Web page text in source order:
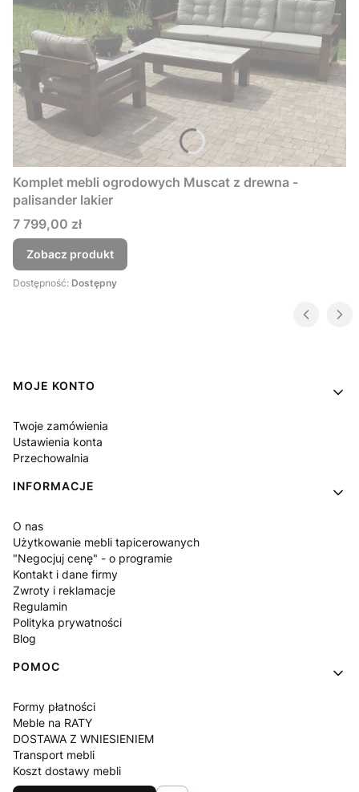
Komplet mebli ogrodowych Muscat z drewna -
palisander lakier
Cena
7 799,00 zł
Zobacz produkt
Dostępność: Dostępny
Linki w stopce
MOJE KONTO
Twoje zamówienia
Ustawienia konta
Przechowalnia
INFORMACJE
O nas
Użytkowanie mebli tapicerowanych
"Negocjuj cenę" - o programie
Kontakt i dane firmy
Zwroty i reklamacje
Regulamin
Polityka prywatności
Blog
POMOC
Formy płatności
Meble na RATY
DOSTAWA Z WNIESIENIEM
Transport mebli
Koszt dostawy mebli
Czas realizacji zamówienia